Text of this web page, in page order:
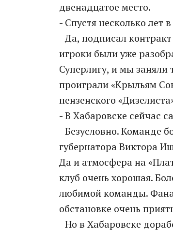
двенадцатое место.
- Спустя несколько лет
- Да, подписал
игроки были уже
Суперлигу, и мы заняли
проиграли «Крыльям
пензенского
- В Хабаровске сейчас
- Безусловно. Команде
губернатора Виктора
Да и атмосфера на
клуб очень хорошая.
любимой команды.
обстановке очень
- Но в Хабаровске